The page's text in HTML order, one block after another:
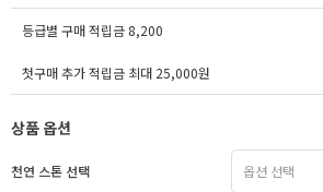
등급별 구매 적립금 8,200
첫구매 추가 적립금 최대 25,000원
상품 옵션
천연 스톤 선택